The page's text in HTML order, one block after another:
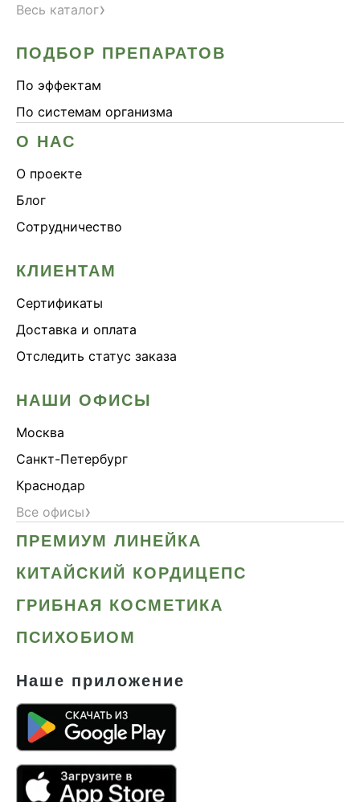
Весь каталог›
ПОДБОР ПРЕПАРАТОВ
По эффектам
По системам организма
О НАС
О проекте
Блог
Сотрудничество
КЛИЕНТАМ
Сертификаты
Доставка и оплата
Отследить статус заказа
НАШИ ОФИСЫ
Москва
Санкт-Петербург
Краснодар
Все офисы›
ПРЕМИУМ ЛИНЕЙКА
КИТАЙСКИЙ КОРДИЦЕПС
ГРИБНАЯ КОСМЕТИКА
ПСИХОБИОМ
Наше приложение